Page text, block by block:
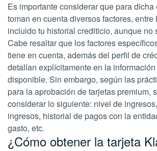
Es importante considerar que para
toman en cuenta diversos factores,
incluido tu historial crediticio, aunque no
Cabe resaltar que los factores
tiene en cuenta, además del perfil de
detallan explícitamente en la
disponible. Sin embargo, según las
para la aprobación de tarjetas premium,
considerar lo siguiente: nivel de
ingresos, historial de pagos con la
gasto, etc.
¿Cómo obtener la tarjeta